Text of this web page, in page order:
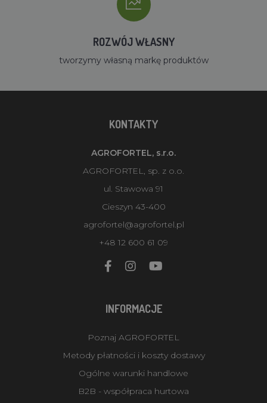
ROZWÓJ WŁASNY
tworzymy własną markę produktów
KONTAKTY
AGROFORTEL, s.r.o.
AGROFORTEL, sp. z o.o.
ul. Stawowa 91
Cieszyn 43-400
agrofortel@agrofortel.pl
+48 12 600 61 09
INFORMACJE
Poznaj AGROFORTEL
Metody płatności i koszty dostawy
Ogólne warunki handlowe
B2B - współpraca hurtowa